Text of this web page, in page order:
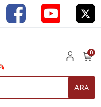
ARA
0